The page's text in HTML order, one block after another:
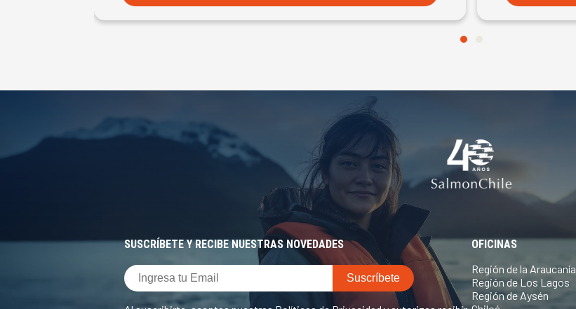
SUSCRÍBETE Y RECIBE NUESTRAS NOVEDADES
OFICINAS
Región de la Araucanía
Región de Los Lagos
Región de Aysén